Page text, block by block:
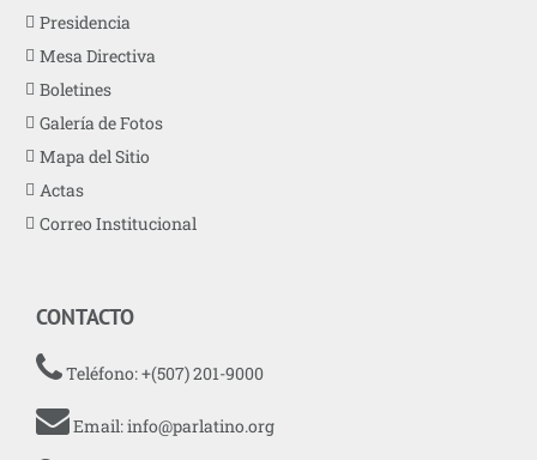
Presidencia
Mesa Directiva
Boletines
Galería de Fotos
Mapa del Sitio
Actas
Correo Institucional
CONTACTO
Teléfono: +(507) 201-9000
Email:info@parlatino.org